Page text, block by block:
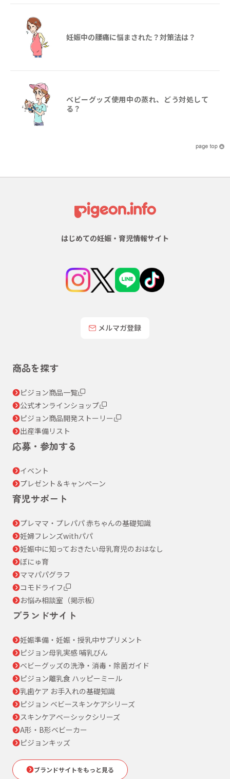
妊娠中の腰痛に悩まされた？対策法は？
ベビーグッズ使用中の蒸れ、どう対処して
る？
はじめての妊娠・育児情報サイト
メルマガ登録
商品を探す
ピジョン商品一覧
公式オンラインショップ
ピジョン商品開発ストーリー
出産準備リスト
応募・参加する
イベント
プレゼント＆キャンペーン
育児サポート
プレママ・プレパパ 赤ちゃんの基礎知識
妊婦フレンズwithパパ
妊娠中に知っておきたい母乳育児のおはなし
ぼにゅ育
ママパパグラフ
コモドライフ
お悩み相談室（掲示板）
ブランドサイト
妊娠準備・妊娠・授乳中サプリメント
ピジョン母乳実感 哺乳びん
ベビーグッズの洗浄・消毒・除菌ガイド
ピジョン離乳食 ハッピーミール
乳歯ケア お手入れの基礎知識
ピジョン ベビースキンケアシリーズ
スキンケアベーシックシリーズ
A形・B形ベビーカー
ピジョンキッズ
ブランドサイトをもっと見る